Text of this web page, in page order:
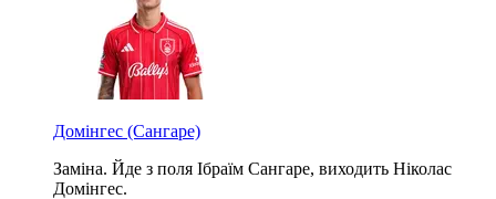
Домінгес (Сангаре)
Заміна. Йде з поля Ібраїм Сангаре, виходить Ніколас
Домінгес.